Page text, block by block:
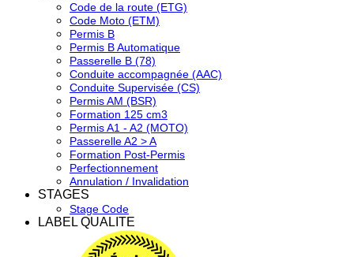
Code de la route (ETG)
Code Moto (ETM)
Permis B
Permis B Automatique
Passerelle B (78)
Conduite accompagnée (AAC)
Conduite Supervisée (CS)
Permis AM (BSR)
Formation 125 cm3
Permis A1 - A2 (MOTO)
Passerelle A2 > A
Formation Post-Permis
Perfectionnement
Annulation / Invalidation
STAGES
Stage Code
LABEL QUALITE